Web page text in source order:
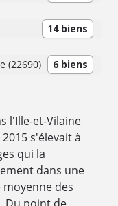
14 biens
(22690) 6 biens
l'Ille-et-Vilaine
s'élevait à
qui la
dans une
des